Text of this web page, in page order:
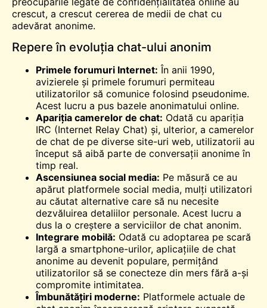
crescut, a crescut cererea de medii de chat cu
adevărat anonime.
Repere în evoluția chat-ului anonim
Primele forumuri Internet: În anii 1990,
avizierele și primele forumuri permiteau
utilizatorilor să comunice folosind pseudonime.
Acest lucru a pus bazele anonimatului online.
Apariția camerelor de chat: Odată cu apariția
IRC (Internet Relay Chat) și, ulterior, a camerelor
de chat de pe diverse site-uri web, utilizatorii au
început să aibă parte de conversații anonime în
timp real.
Ascensiunea social media: Pe măsură ce au
apărut platformele social media, mulți utilizatori
au căutat alternative care să nu necesite
dezvăluirea detaliilor personale. Acest lucru a
dus la o creștere a serviciilor de chat anonim.
Integrare mobilă: Odată cu adoptarea pe scară
largă a smartphone-urilor, aplicațiile de chat
anonime au devenit populare, permițând
utilizatorilor să se conecteze din mers fără a-și
compromite intimitatea.
Îmbunătățiri moderne: Platformele actuale de